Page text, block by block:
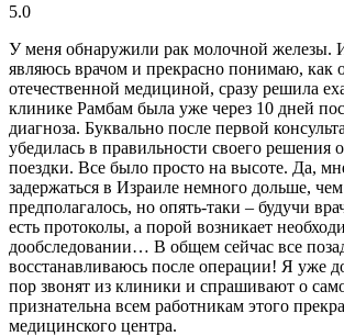
5.0
У меня обнаружили рак молочной железы.
являюсь врачом и прекрасно понимаю, как
отечественной медициной, сразу решила
клинике Рамбам была уже через 10 дней
диагноза. Буквально после первой
убедилась в правильности своего решения
поездки. Все было просто на высоте. Да,
задержаться в Израиле немного дольше,
предполагалось, но опять-таки – будучи
есть протоколы, а порой возникает
дообследовании… В общем сейчас все
восстанавливаюсь после операции! Я уже
пор звонят из клиники и спрашивают о
признательна всем работникам этого
медицинского центра.